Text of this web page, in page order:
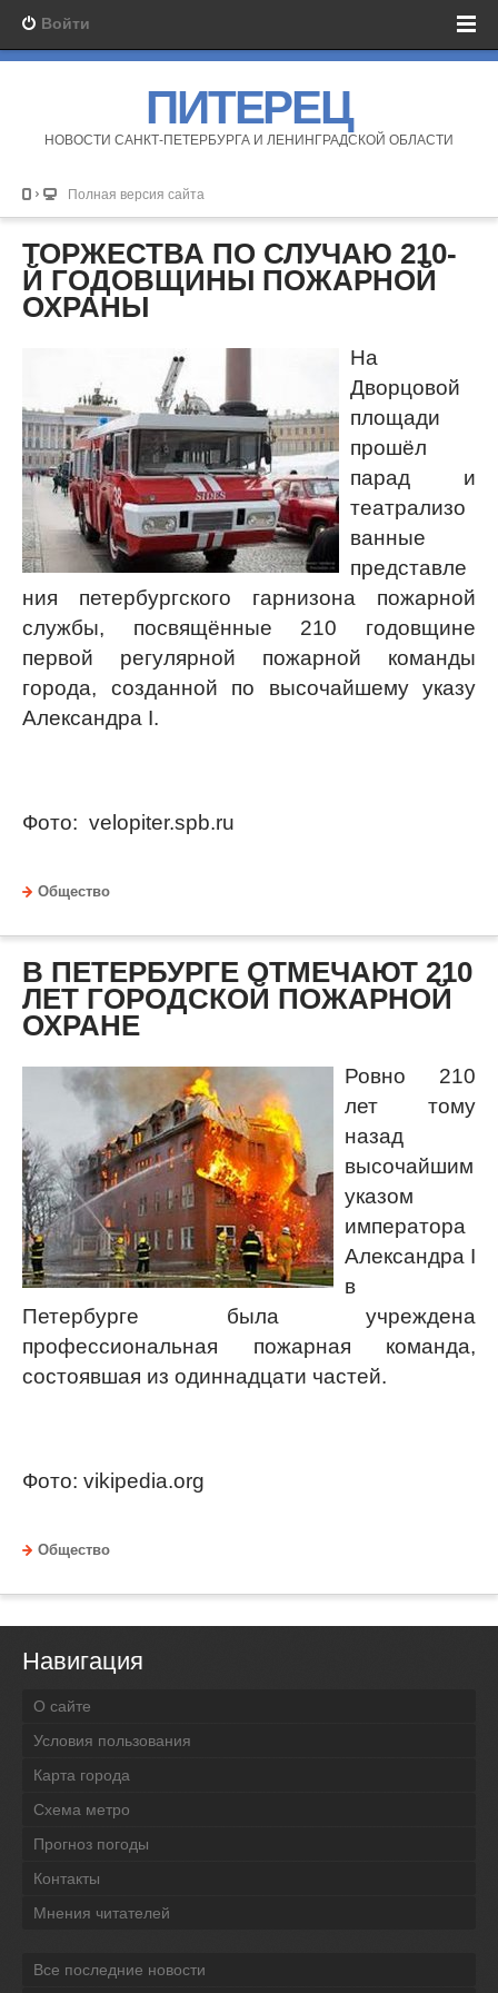
Войти
ПИТЕРЕЦ
НОВОСТИ САНКТ-ПЕТЕРБУРГА И ЛЕНИНГРАДСКОЙ ОБЛАСТИ
Полная версия сайта
ТОРЖЕСТВА ПО СЛУЧАЮ 210-
Й ГОДОВЩИНЫ ПОЖАРНОЙ
ОХРАНЫ
На
Дворцовой
площади
прошёл
парад и
театрализо
ванные
представле
ния петербургского гарнизона пожарной
службы, посвящённые 210 годовщине
первой регулярной пожарной команды
города, созданной по высочайшему указу
Александра I.
Фото: velopiter.spb.ru
Общество
В ПЕТЕРБУРГЕ ОТМЕЧАЮТ 210
ЛЕТ ГОРОДСКОЙ ПОЖАРНОЙ
ОХРАНЕ
Ровно 210
лет тому
назад
высочайшим
указом
императора
Александра I
в
Петербурге была учреждена
профессиональная пожарная команда,
состоявшая из одиннадцати частей.
Фото: vikipedia.org
Общество
Навигация
О сайте
Условия пользования
Карта города
Схема метро
Прогноз погоды
Контакты
Мнения читателей
Все последние новости